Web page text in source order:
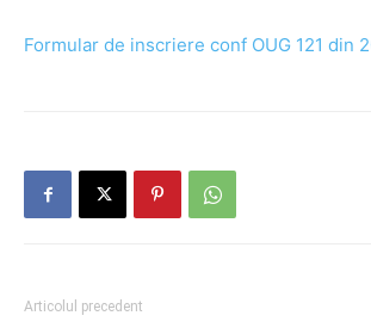
Formular de inscriere conf OUG 121 din
Articolul precedent